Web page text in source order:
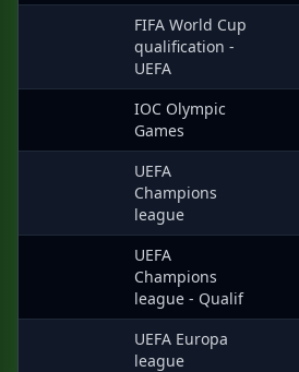
FIFA World Cup
qualification -
UEFA
IOC Olympic
Games
UEFA
Champions
league
UEFA
Champions
league - Qualif
UEFA Europa
league